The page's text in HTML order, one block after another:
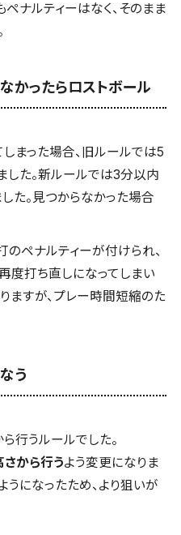
ナルティーはなく、そのまま
かったらロストボール
まった場合、旧ルールでは5
た。新ルールでは3分以内
た。見つからなかった場合
のペナルティーが付けられ、
度打ち直しになってしまい
ますが、プレー時間短縮のた
う
行うルールでした。
から行うよう変更になりま
うになったため、より狙いが